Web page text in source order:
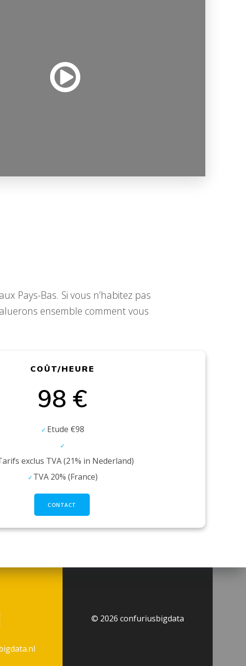
Pays-Bas. Si vous n’habitez pas
ensemble comment vous
COÛT/HEURE
98 €
Etude €98
exclus TVA (21% in Nederland)
TVA 20% (France)
CONTACT
© 2026 confuriusbigdata